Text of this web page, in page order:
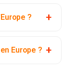
?
Europe ?